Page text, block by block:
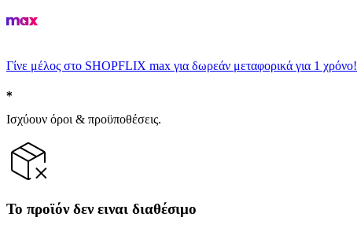
Γίνε μέλος στο SHOPFLIX max για δωρεάν μεταφορικά για 1 χρόνο!
Ισχύουν όροι & προϋποθέσεις.
Το προϊόν δεν ειναι διαθέσιμο